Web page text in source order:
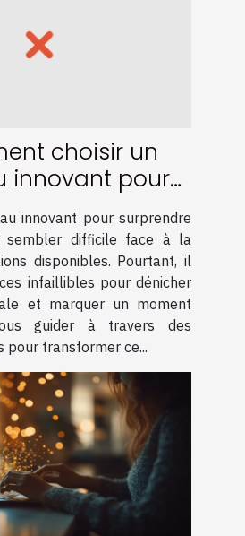
choisir un
innovant pour
son père
innovant pour surprendre
sembler difficile face à la
disponibles. Pourtant, il
infaillibles pour dénicher
et marquer un moment
guider à travers des
pour transformer ce...